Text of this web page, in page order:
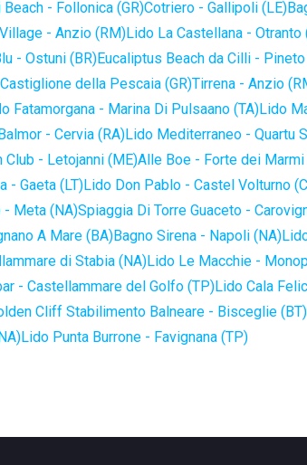
Beach - Follonica (GR)Cotriero - Gallipoli (LE)
- Anzio (RM)Lido La Castellana - Otranto
- Ostuni (BR)Eucaliptus Beach da Cilli - Pineto
della Pescaia (GR)Tirrena - Anzio
Fatamorgana - Marina Di Pulsaano (TA)Lido
- Cervia (RA)Lido Mediterraneo - Quartu
Club - Letojanni (ME)Alle Boe - Forte dei Marmi
- Gaeta (LT)Lido Don Pablo - Castel Volturno
- Meta (NA)Spiaggia Di Torre Guaceto -
A Mare (BA)Bagno Sirena - Napoli (NA)
di Stabia (NA)Lido Le Macchie -
- Castellammare del Golfo (TP)Lido Cala
Cliff Stabilimento Balneare - Bisceglie (BT)
Lido Punta Burrone - Favignana (TP)